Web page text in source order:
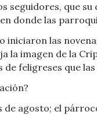
seguidores, que
donde las
iniciaron las
la imagen de la
feligreses que
de agosto; el